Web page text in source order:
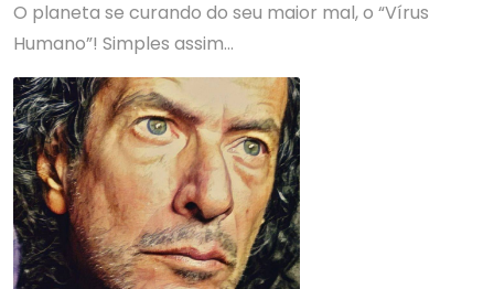
O planeta se curando do seu maior mal, o “Vírus
Humano”! Simples assim…